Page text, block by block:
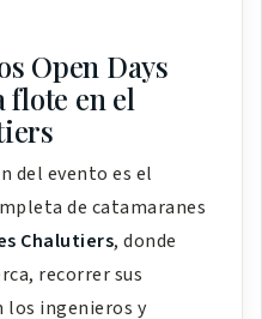
Open Days
flote en el
del evento es el
de catamaranes
Chalutiers, donde
recorrer sus
los ingenieros y